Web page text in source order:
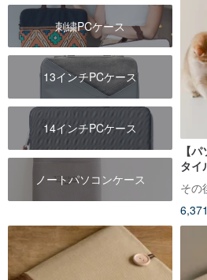
刺繍PCケース
13インチPCケース
14インチPCケース
ノートパソコンケース
【
タイ
その